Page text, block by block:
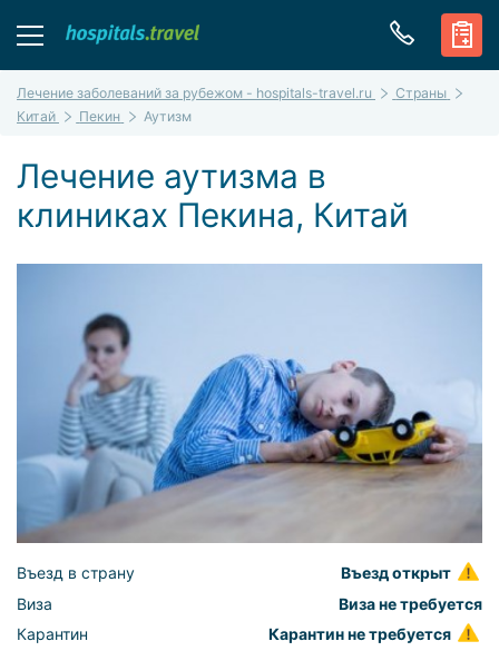
Лечение заболеваний за рубежом - hospitals-travel.ru
Страны
Китай
Пекин Аутизм
Лечение аутизма в
клиниках Пекина, Китай
Въезд в страну
Въезд открыт
Виза
Виза не требуется
Карантин
Карантин не требуется